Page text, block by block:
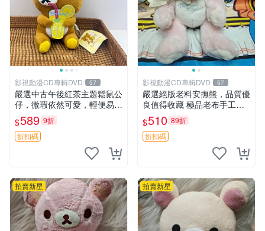
影視動漫CD專輯DVD 57
嚴選中古午後紅茶主題鬆鼠公
仔，微瑕依然可愛，輕便易運
送 二手收藏推薦 工廠直營 快
遞到府 中古 玩偶 公仔
$589 9折
折扣碼
影視動漫CD專輯DVD 57
嚴選絕版老料安撫熊，品質優
良值得收藏 極品老布手工安
撫搖鈴玩具，適合哄睡寶貝
超柔老料搖鈴熊，專為孩子設
計的安心伴護 推薦絕版老布
製工藝搖鈴熊，可當作童
$510 89折
折扣碼
拍賣新星 拍賣新星